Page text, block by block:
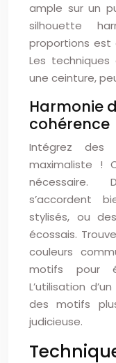
ample sur un
silhouette
proportions est
Les
une ceinture,
Harmonie
cohérence
Intégrez des
maximaliste !
nécessaire.
s’accordent
stylisés, ou
écossais.
couleurs
motifs pour
L’utilisation
des motifs
judicieuse.